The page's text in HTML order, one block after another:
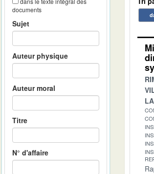
documents
Sujet
Auteur physique
Auteur moral
Titre
N° d'affaire